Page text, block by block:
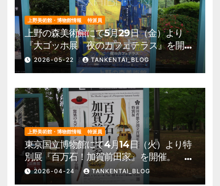
上野美術館・博物館情報 特派員
上野の森美術館にて5月29日（金）より
『大ゴッホ展 夜のカフェテラス』を開
催。 上野公園 美術館・博物館 混雑情
報他
2026-05-22 TANKENTAI_BLOG
上野美術館・博物館情報 特派員
東京国立博物館にて4月14日（火）より特
別展『百万石！加賀前田家』を開催。 上
野公園 美術館・博物館 混雑情報他
2026-04-24 TANKENTAI_BLOG